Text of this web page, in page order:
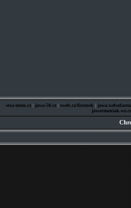
sesa-moto.cz| jawa-50.cz| sweb.cz/firesnek |
jawarmaniak.wz.cz